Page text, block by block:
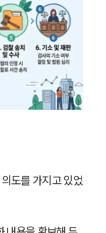
도를 가지고 있었